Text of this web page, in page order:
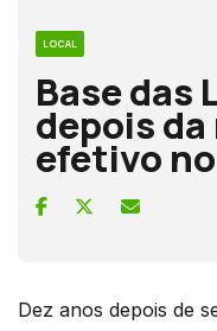
LOCAL
Base das
depois
efetivo
Dez anos depois de